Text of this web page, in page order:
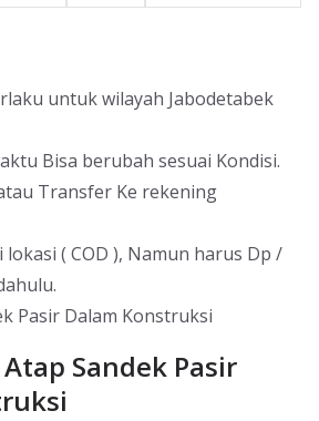
untuk wilayah Jabodetabek
Bisa berubah sesuai Kondisi.
Transfer Ke rekening
( COD ), Namun harus Dp /
Pasir Dalam Konstruksi
Sandek Pasir